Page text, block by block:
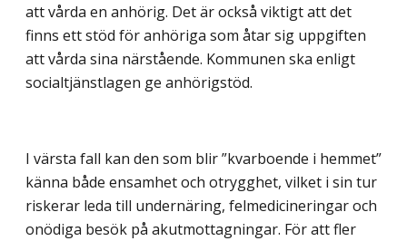
att vårda en anhörig. Det är också viktigt att det
finns ett stöd för anhöriga som åtar sig uppgiften
att vårda sina närstående. Kommunen ska enligt
socialtjänstlagen ge anhörigstöd.
I värsta fall kan den som blir ”kvarboende i hemmet”
känna både ensamhet och otrygghet, vilket i sin tur
riskerar leda till undernäring, felmedicineringar och
onödiga besök på akutmottagningar. För att fler